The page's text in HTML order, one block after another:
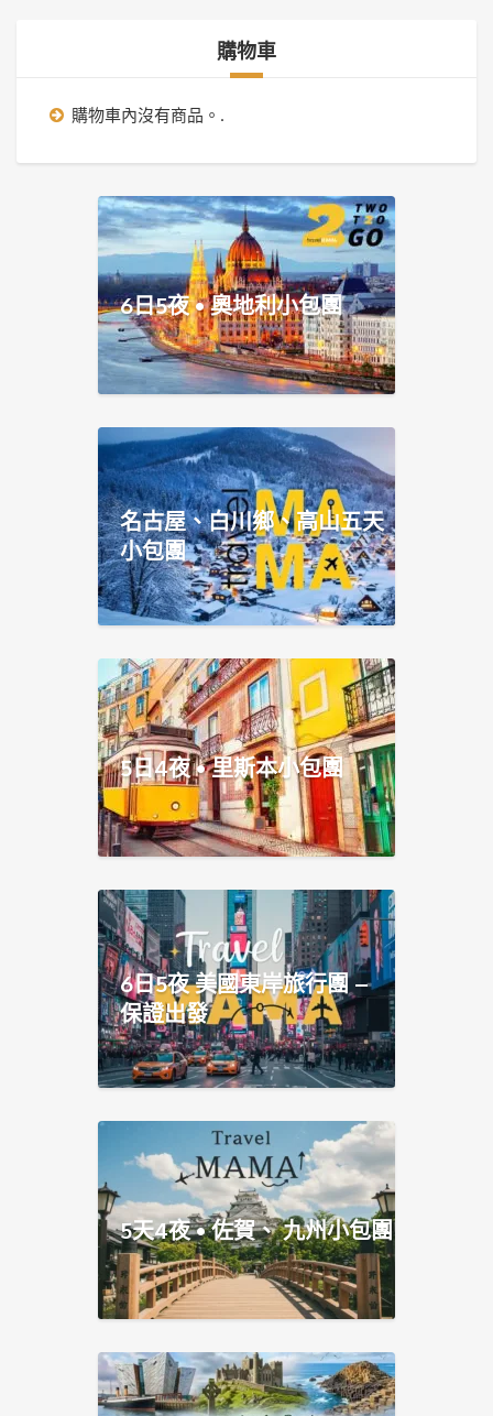
購物車
購物車內沒有商品。.
6日5夜 • 奧地利小包團
名古屋、白川鄉、高山五天
小包團
5日4夜 • 里斯本小包團
6日5夜 美國東岸旅行團 –
保證出發
5天4夜 • 佐賀、 九州小包團